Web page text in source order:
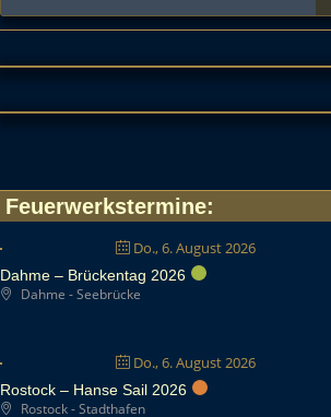
Feuerwerkstermine:
Do., 6. August 2026
Dahme – Brückentag 2026
Dahme - Seebrücke
Do., 6. August 2026
Rostock – Hanse Sail 2026
Rostock - Stadthafen